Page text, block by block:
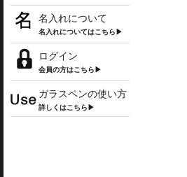
名入れについて
名入れについてはこちら▶
ログイン
会員の方はこちら▶
ガラスペンの使い方
詳しくはこちら▶